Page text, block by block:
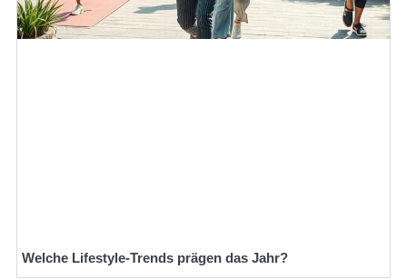
Welche Lifestyle-Trends prägen das Jahr?